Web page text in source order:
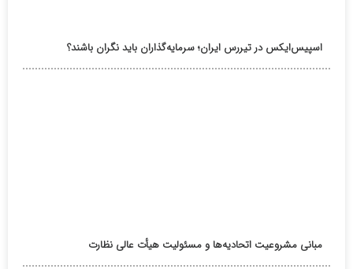
اسپیس‌ایکس در تیررس ایران؛ سرمایه‌گذاران باید نگران باشند؟
مبانی مشروعیت اتحادیه‌ها و مسئولیت هیأت عالی نظارت